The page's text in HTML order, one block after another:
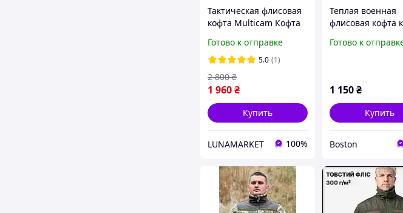
Тактическая флисовая
кофта Multicam Кофта
Militex Tactical Военная
флисовая кофта с
карманами
Готово к отправке
5.0 (1)
1 960₴
2 800 ₴
Купить
LUNAMARKET 100%
Теплая военная
флисовая кофта
военная кофта
_M2_zx8c
Готово к
1 150₴
Купить
Boston